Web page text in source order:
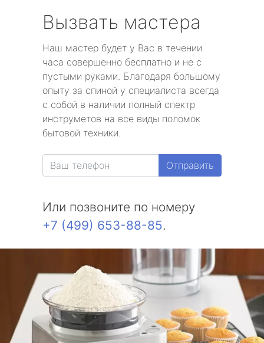
Вызвать мастера
Наш мастер будет у Вас в течении
часа совершенно бесплатно и не с
пустыми руками. Благодаря большому
опыту за спиной у специалиста всегда
с собой в наличии полный спектр
инструметов на все виды поломок
бытовой техники.
Отправить
Или позвоните по номеру
+7 (499) 653-88-85.